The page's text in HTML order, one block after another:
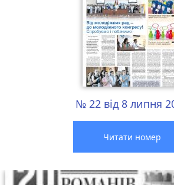
№ 22 від 8 липня
Читати номер